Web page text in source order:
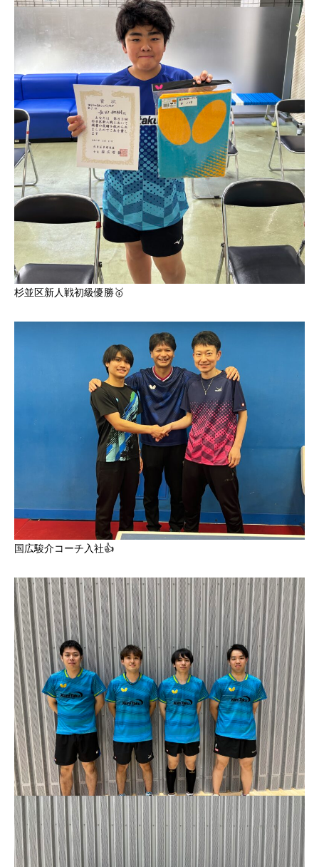
杉並区新人戦初級優勝🥇
国広駿介コーチ入社👍